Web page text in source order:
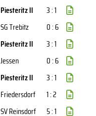
Piesteritz II
3 : 1
SG Trebitz
0 : 6
Piesteritz II
3 : 1
Jessen
0 : 6
Piesteritz II
3 : 1
Friedersdorf
1 : 2
SV Reinsdorf
5 : 1